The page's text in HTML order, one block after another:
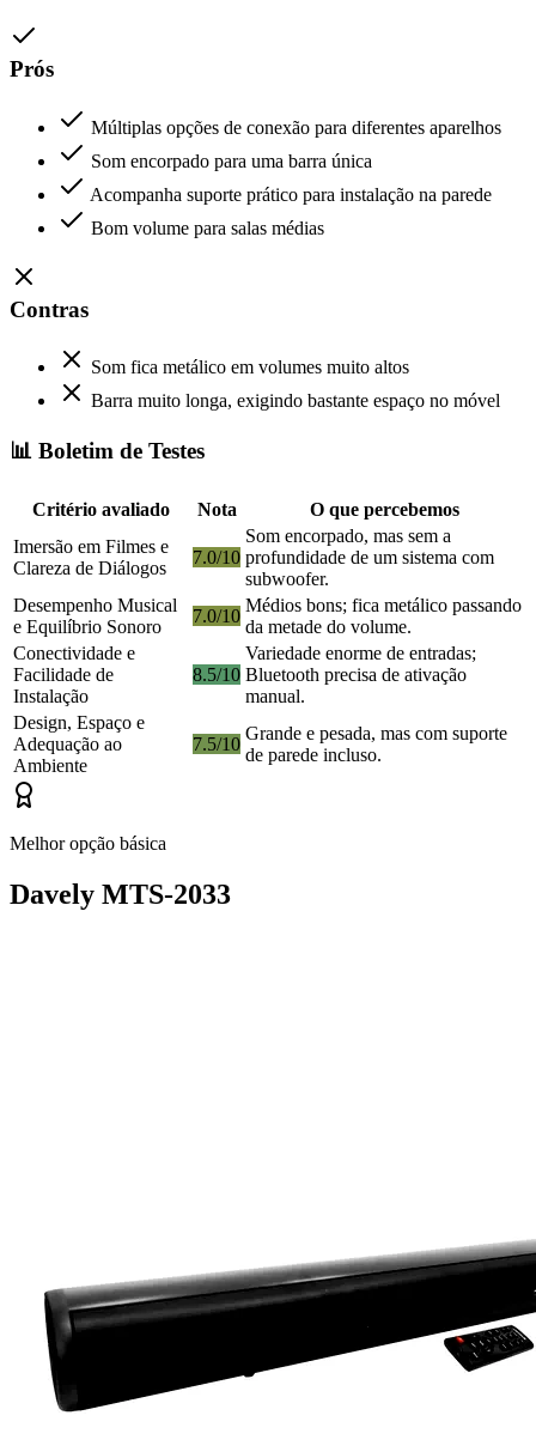
Prós
Múltiplas opções de conexão para diferentes aparelhos
Som encorpado para uma barra única
Acompanha suporte prático para instalação na parede
Bom volume para salas médias
Contras
Som fica metálico em volumes muito altos
Barra muito longa, exigindo bastante espaço no móvel
📊 Boletim de Testes
Critério avaliado Nota
O que percebemos
Imersão em Filmes e
Clareza de Diálogos
7.0/10
Som encorpado, mas sem a
profundidade de um sistema com
subwoofer.
Desempenho Musical
e Equilíbrio Sonoro
7.0/10
Médios bons; fica metálico passando
da metade do volume.
Conectividade e
Facilidade de
Instalação
8.5/10
Variedade enorme de entradas;
Bluetooth precisa de ativação
manual.
Design, Espaço e
Adequação ao
Ambiente
7.5/10
Grande e pesada, mas com suporte
de parede incluso.
Melhor opção básica
Davely MTS-2033